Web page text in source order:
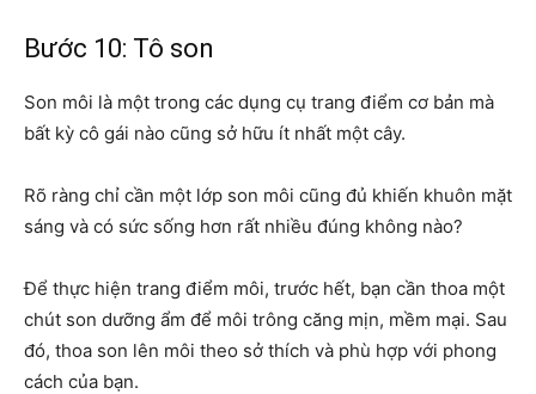
Bước 10: Tô son
Son môi là một trong các dụng cụ trang điểm cơ bản mà
bất kỳ cô gái nào cũng sở hữu ít nhất một cây.
Rõ ràng chỉ cần một lớp son môi cũng đủ khiến khuôn mặt
sáng và có sức sống hơn rất nhiều đúng không nào?
Để thực hiện trang điểm môi, trước hết, bạn cần thoa một
chút son dưỡng ẩm để môi trông căng mịn, mềm mại. Sau
đó, thoa son lên môi theo sở thích và phù hợp với phong
cách của bạn.